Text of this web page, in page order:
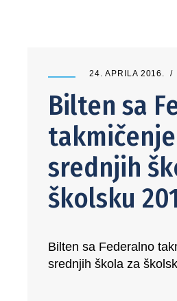
24. APRILA 2016.
Bilten sa
srednjih
školsku
Bilten sa Federalno
srednjih škola za